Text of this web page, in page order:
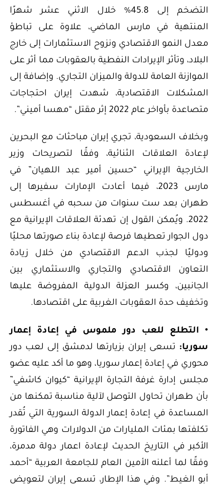
التضخم إلى 45.8% خلال الاثني عشر شهرًا
المنتهية في مارس الماضي، علاوة على تباطؤ
معدل النمو الاقتصادي ونزوح الاستثمارات إلى خارج
البلاد، وتأثر الإيرادات النفطية بالعقوبات مما أثر على
الموازنة العامة للدولة والميزان التجاري. وإضافة إلى
المشكلات الاقتصادية، شهدت إيران احتجاجات
متصاعدة بأواخر عام 2022 إثر مقتل “مهسا أميني”.
وبخلاف السعودية، تجري إيران مباحثات مع البحرين
لإعادة العلاقات الثنائية، وفقًا لتصريحات وزير
الخارجية الإيراني “حسين أمير عبد اللهيان” في
مارس 2023، فيما أعادت الإمارات سفيرها إلى
طهران بعد ست سنوات من سحبه في أغسطس
2022. ويُمكن القول إن تهدئة العلاقات الإيرانية مع
دول الجوار تعطيها فرصة لإعادة بناء صورتها محليًا
ودوليًا لجذب الدعم الاقتصادي من خلال زيادة
التعاون الاقتصادي والتجاري والاستثماري بين
الجانبين، وكسر العزلة الدولية المفروضة عليها
وتخفيف حدة العقوبات الغربية على اقتصادها.
• التطلع للعب دور ملموس في إعادة إعمار
سوريا:تسعى إيران بزيارتها لدمشق إلى لعب دور
محوري في إعادة إعمار سوريا، وهو ما أكد عليه عضو
مجلس إدارة غرفة التجارة الإيرانية “كيوان كاشفي”
بأن طهران تحاول التوصل لآلية مناسبة تمكنها من
المساعدة في إعادة إعمار الدولة السورية التي تُقدر
تكلفتها بمئات المليارات من الدولارات وهي الفاتورة
الأكبر في التاريخ الحديث لإعادة اعمار دولة مدمرة،
وفقًا لما أعلنه الأمين العام للجامعة العربية “أحمد
أبو الغيط”. وفي هذا الإطار، تسعى إيران لتعويض